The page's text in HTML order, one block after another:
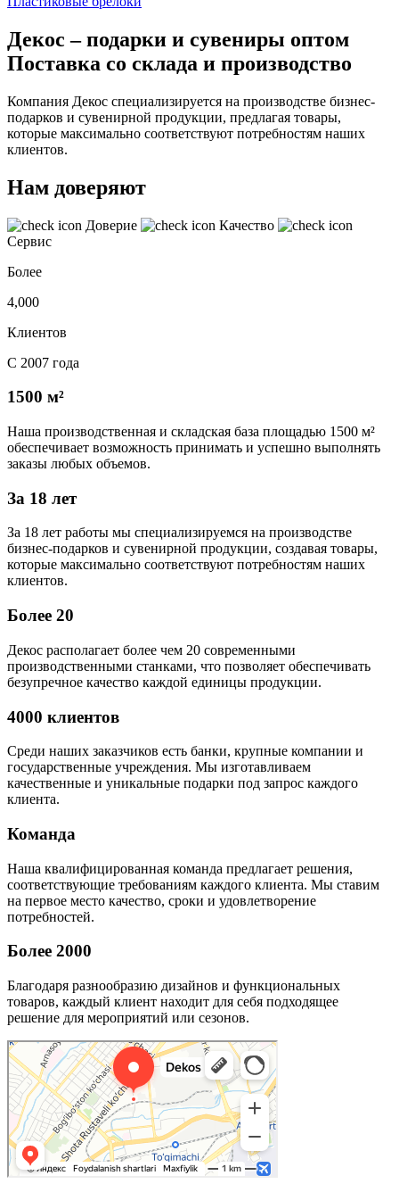
Декос – подарки и сувениры оптом
Поставка со склада и производство
Компания Декос специализируется на производстве бизнес-
подарков и сувенирной продукции, предлагая товары,
которые максимально соответствуют потребностям наших
клиентов.
Нам доверяют
Доверие
Качество
Сервис
Более
4,000
Клиентов
С 2007 года
1500 м²
Наша производственная и складская база площадью 1500 м²
обеспечивает возможность принимать и успешно выполнять
заказы любых объемов.
За 18 лет
За 18 лет работы мы специализируемся на производстве
бизнес-подарков и сувенирной продукции, создавая товары,
которые максимально соответствуют потребностям наших
клиентов.
Более 20
Декос располагает более чем 20 современными
производственными станками, что позволяет обеспечивать
безупречное качество каждой единицы продукции.
4000 клиентов
Среди наших заказчиков есть банки, крупные компании и
государственные учреждения. Мы изготавливаем
качественные и уникальные подарки под запрос каждого
клиента.
Команда
Наша квалифицированная команда предлагает решения,
соответствующие требованиям каждого клиента. Мы ставим
на первое место качество, сроки и удовлетворение
потребностей.
Более 2000
Благодаря разнообразию дизайнов и функциональных
товаров, каждый клиент находит для себя подходящее
решение для мероприятий или сезонов.